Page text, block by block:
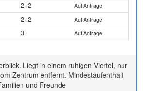
2+2 Auf Anfrage
2+2 Auf Anfrage
3 Auf Anfrage
Liegt in einem ruhigen Viertel, nur
Zentrum entfernt. Mindestaufenthalt
und Freunde